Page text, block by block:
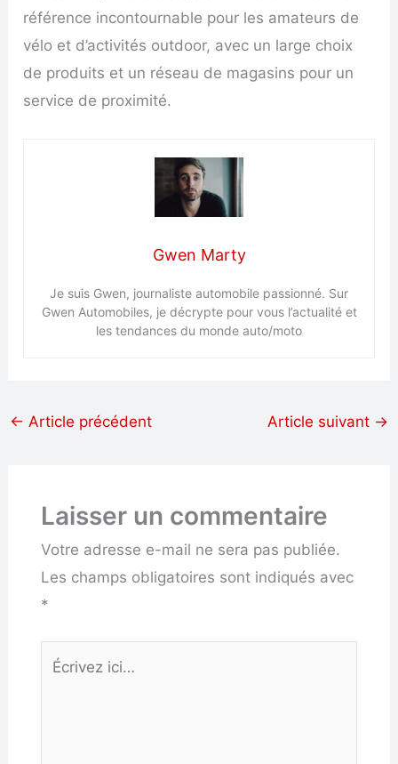
référence incontournable pour les amateurs de
vélo et d’activités outdoor, avec un large choix
de produits et un réseau de magasins pour un
service de proximité.
Gwen Marty
Je suis Gwen, journaliste automobile passionné. Sur
Gwen Automobiles, je décrypte pour vous l’actualité et
les tendances du monde auto/moto
← Article précédent Article suivant →
Laisser un commentaire
Votre adresse e-mail ne sera pas publiée.
Les champs obligatoires sont indiqués avec
*
Écrivez